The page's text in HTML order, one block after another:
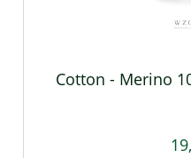
Cotton - Merino